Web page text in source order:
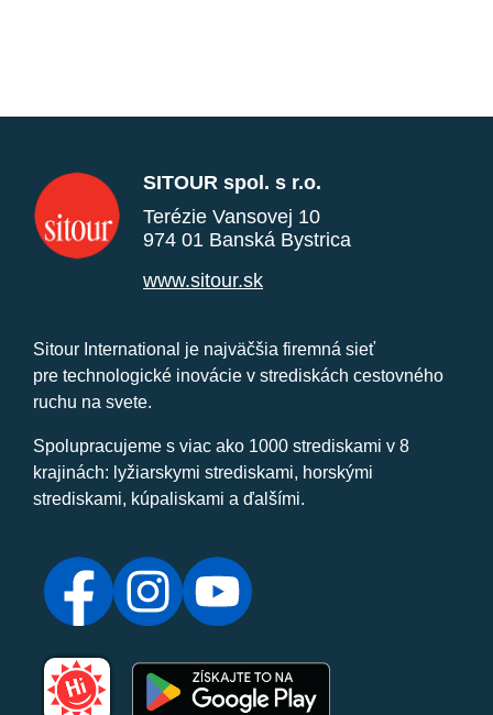
SITOUR spol. s r.o.
Terézie Vansovej 10
974 01 Banská Bystrica
www.sitour.sk
Sitour International je najväčšia firemná sieť
pre technologické inovácie v strediskách cestovného
ruchu na svete.
Spolupracujeme s viac ako 1000 strediskami v 8
krajinách: lyžiarskymi strediskami, horskými
strediskami, kúpaliskami a ďalšími.